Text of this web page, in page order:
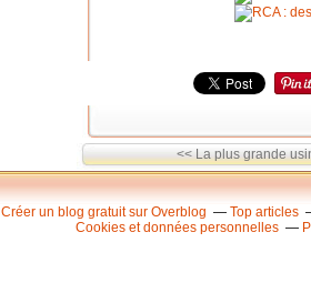
<< La plus grande
Créer un blog gratuit sur Overblog Top articles
Cookies et données personnelles